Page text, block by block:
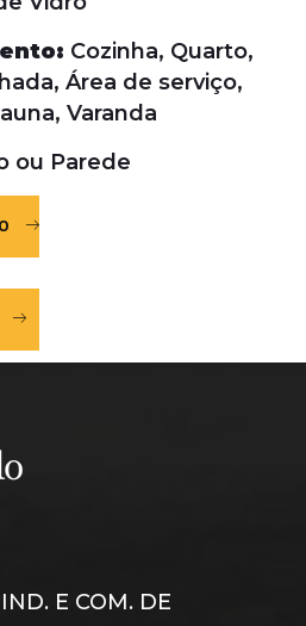
Cozinha, Quarto,
Área de serviço,
Varanda
ou Parede
E COM. DE